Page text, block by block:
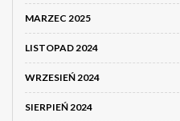
MARZEC 2025
LISTOPAD 2024
WRZESIEŃ 2024
SIERPIEŃ 2024